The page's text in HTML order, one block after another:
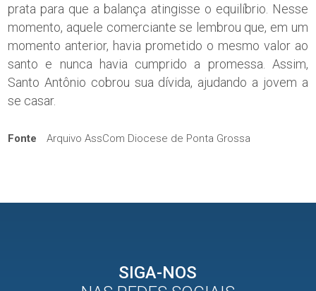
prata para que a balança atingisse o equilíbrio. Nesse
momento, aquele comerciante se lembrou que, em um
momento anterior, havia prometido o mesmo valor ao
santo e nunca havia cumprido a promessa. Assim,
Santo Antônio cobrou sua dívida, ajudando a jovem a
se casar.
Fonte Arquivo AssCom Diocese de Ponta Grossa
SIGA-NOS